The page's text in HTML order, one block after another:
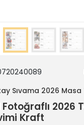
Sıvama 2026
Fotoğraflı 2026
Kraft